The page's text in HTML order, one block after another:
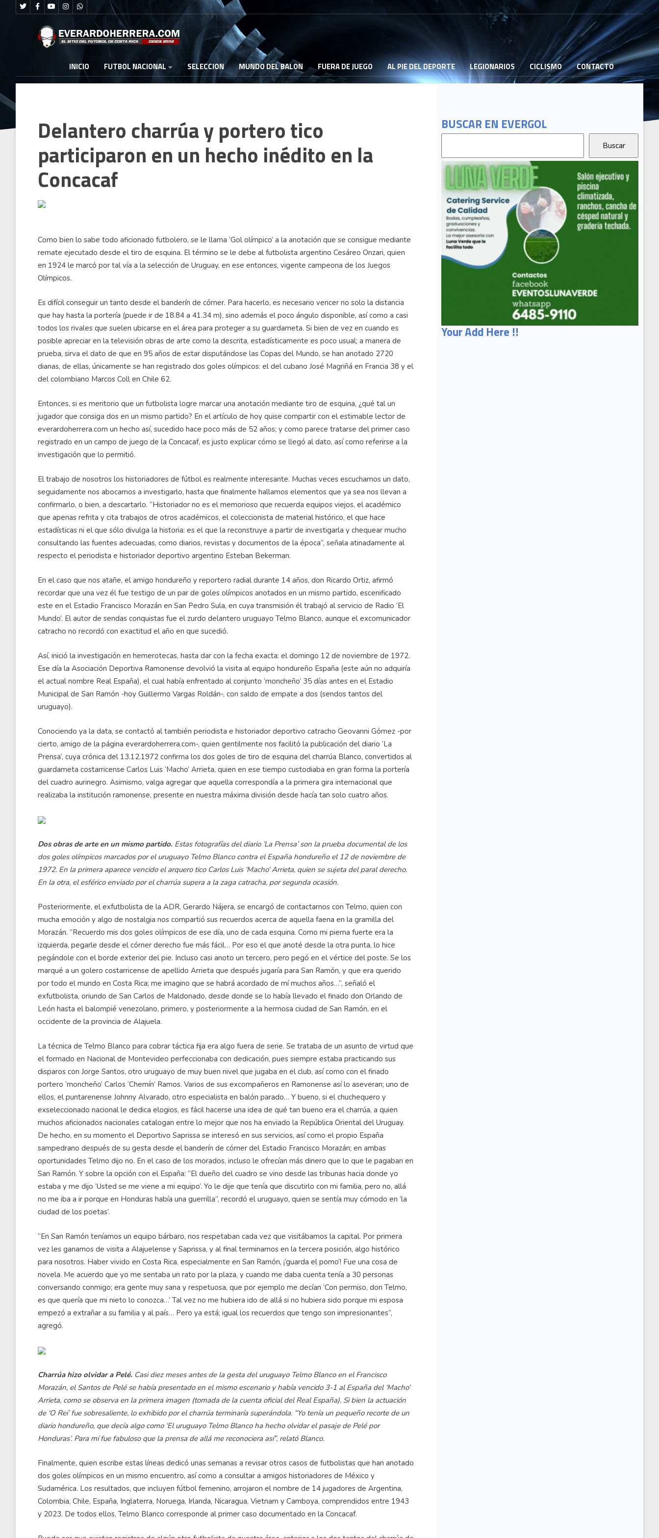
INICIO FUTBOL NACIONAL SELECCION MUNDO DEL BALON FUERA DE JUEGO AL PIE DEL DEPORTE LEGIONARIOS CICLISMO CONTACTO
BUSCAR EN EVERGOL
Your Add Here !!
Delantero charrúa y portero tico
participaron en un hecho inédito en la
Concacaf
Como bien lo sabe todo aficionado futbolero, se le llama ‘Gol olímpico’ a la anotación que se consigue mediante
remate ejecutado desde el tiro de esquina. El término se le debe al futbolista argentino Cesáreo Onzari, quien
en 1924 le marcó por tal vía a la selección de Uruguay, en ese entonces, vigente campeona de los Juegos
Olímpicos.
Es difícil conseguir un tanto desde el banderín de córner. Para hacerlo, es necesario vencer no solo la distancia
que hay hasta la portería (puede ir de 18.84 a 41.34 m), sino además el poco ángulo disponible, así como a casi
todos los rivales que suelen ubicarse en el área para proteger a su guardameta. Si bien de vez en cuando es
posible apreciar en la televisión obras de arte como la descrita, estadísticamente es poco usual; a manera de
prueba, sirva el dato de que en 95 años de estar disputándose las Copas del Mundo, se han anotado 2720
dianas, de ellas, únicamente se han registrado dos goles olímpicos: el del cubano José Magriñá en Francia 38 y el
del colombiano Marcos Coll en Chile 62.
Entonces, si es meritorio que un futbolista logre marcar una anotación mediante tiro de esquina, ¿qué tal un
jugador que consiga dos en un mismo partido? En el artículo de hoy quise compartir con el estimable lector de
everardoherrera.com un hecho así, sucedido hace poco más de 52 años; y como parece tratarse del primer caso
registrado en un campo de juego de la Concacaf, es justo explicar cómo se llegó al dato, así como referirse a la
investigación que lo permitió.
El trabajo de nosotros los historiadores de fútbol es realmente interesante. Muchas veces escuchamos un dato,
seguidamente nos abocamos a investigarlo, hasta que finalmente hallamos elementos que ya sea nos llevan a
confirmarlo, o bien, a descartarlo. “Historiador no es el memorioso que recuerda equipos viejos, el académico
que apenas refrita y cita trabajos de otros académicos, el coleccionista de material histórico, el que hace
estadísticas ni el que sólo divulga la historia: es el que la reconstruye a partir de investigarla y chequear mucho
consultando las fuentes adecuadas, como diarios, revistas y documentos de la época”, señala atinadamente al
respecto el periodista e historiador deportivo argentino Esteban Bekerman.
En el caso que nos atañe, el amigo hondureño y reportero radial durante 14 años, don Ricardo Ortiz, afirmó
recordar que una vez él fue testigo de un par de goles olímpicos anotados en un mismo partido, escenificado
este en el Estadio Francisco Morazán en San Pedro Sula, en cuya transmisión él trabajó al servicio de Radio ‘El
Mundo’. El autor de sendas conquistas fue el zurdo delantero uruguayo Telmo Blanco, aunque el excomunicador
catracho no recordó con exactitud el año en que sucedió.
Así, inició la investigación en hemerotecas, hasta dar con la fecha exacta: el domingo 12 de noviembre de 1972.
Ese día la Asociación Deportiva Ramonense devolvió la visita al equipo hondureño España (este aún no adquiría
el actual nombre Real España), el cual había enfrentado al conjunto ‘moncheño’ 35 días antes en el Estadio
Municipal de San Ramón -hoy Guillermo Vargas Roldán-, con saldo de empate a dos (sendos tantos del
uruguayo).
Conociendo ya la data, se contactó al también periodista e historiador deportivo catracho Geovanni Gómez -por
cierto, amigo de la página everardoherrera.com-, quien gentilmente nos facilitó la publicación del diario ‘La
Prensa’, cuya crónica del 13.12.1972 confirma los dos goles de tiro de esquina del charrúa Blanco, convertidos al
guardameta costarricense Carlos Luis ‘Macho’ Arrieta, quien en ese tiempo custodiaba en gran forma la portería
del cuadro aurinegro. Asimismo, valga agregar que aquella correspondía a la primera gira internacional que
realizaba la institución ramonense, presente en nuestra máxima división desde hacía tan solo cuatro años.
Dos obras de arte en un mismo partido. Estas fotografías del diario ‘La Prensa’ son la prueba documental de los
dos goles olímpicos marcados por el uruguayo Telmo Blanco contra el España hondureño el 12 de noviembre de
1972. En la primera aparece vencido el arquero tico Carlos Luis ‘Macho’ Arrieta, quien se sujeta del paral derecho.
En la otra, el esférico enviado por el charrúa supera a la zaga catracha, por segunda ocasión.
Posteriormente, el exfutbolista de la ADR, Gerardo Nájera, se encargó de contactarnos con Telmo, quien con
mucha emoción y algo de nostalgia nos compartió sus recuerdos acerca de aquella faena en la gramilla del
Morazán. “Recuerdo mis dos goles olímpicos de ese día, uno de cada esquina. Como mi pierna fuerte era la
izquierda, pegarle desde el córner derecho fue más fácil… Por eso el que anoté desde la otra punta, lo hice
pegándole con el borde exterior del pie. Incluso casi anoto un tercero, pero pegó en el vértice del poste. Se los
marqué a un golero costarricense de apellido Arrieta que después jugaría para San Ramón, y que era querido
por todo el mundo en Costa Rica; me imagino que se habrá acordado de mí muchos años…”, señaló el
exfutbolista, oriundo de San Carlos de Maldonado, desde donde se lo había llevado el finado don Orlando de
León hasta el balompié venezolano, primero, y posteriormente a la hermosa ciudad de San Ramón, en el
occidente de la provincia de Alajuela.
La técnica de Telmo Blanco para cobrar táctica fija era algo fuera de serie. Se trataba de un asunto de virtud que
el formado en Nacional de Montevideo perfeccionaba con dedicación, pues siempre estaba practicando sus
disparos con Jorge Santos, otro uruguayo de muy buen nivel que jugaba en el club, así como con el finado
portero ‘moncheño’ Carlos ‘Chemín’ Ramos. Varios de sus excompañeros en Ramonense así lo aseveran; uno de
ellos, el puntarenense Johnny Alvarado, otro especialista en balón parado… Y bueno, si el chuchequero y
exseleccionado nacional le dedica elogios, es fácil hacerse una idea de qué tan bueno era el charrúa, a quien
muchos aficionados nacionales catalogan entre lo mejor que nos ha enviado la República Oriental del Uruguay.
De hecho, en su momento el Deportivo Saprissa se interesó en sus servicios, así como el propio España
sampedrano después de su gesta desde el banderín de córner del Estadio Francisco Morazán; en ambas
oportunidades Telmo dijo no. En el caso de los morados, incluso le ofrecían más dinero que lo que le pagaban en
San Ramón. Y sobre la opción con el España: “El dueño del cuadro se vino desde las tribunas hacia donde yo
estaba y me dijo ‘Usted se me viene a mi equipo’. Yo le dije que tenía que discutirlo con mi familia, pero no, allá
no me iba a ir porque en Honduras había una guerrilla”, recordó el uruguayo, quien se sentía muy cómodo en ‘la
ciudad de los poetas’.
“En San Ramón teníamos un equipo bárbaro, nos respetaban cada vez que visitábamos la capital. Por primera
vez les ganamos de visita a Alajuelense y Saprissa, y al final terminamos en la tercera posición, algo histórico
para nosotros. Haber vivido en Costa Rica, especialmente en San Ramón, ¡‘guarda el pomo’! Fue una cosa de
novela. Me acuerdo que yo me sentaba un rato por la plaza, y cuando me daba cuenta tenía a 30 personas
conversando conmigo; era gente muy sana y respetuosa, que por ejemplo me decían ‘Con permiso, don Telmo,
es que quería que mi nieto lo conozca…’ Tal vez no me hubiera ido de allá si no hubiera sido porque mi esposa
empezó a extrañar a su familia y al país… Pero ya está; igual los recuerdos que tengo son impresionantes”,
agregó.
Charrúa hizo olvidar a Pelé. Casi diez meses antes de la gesta del uruguayo Telmo Blanco en el Francisco
Morazán, el Santos de Pelé se había presentado en el mismo escenario y había vencido 3-1 al España del ‘Macho’
Arrieta, como se observa en la primera imagen (tomada de la cuenta oficial del Real España). Si bien la actuación
de ‘O Rei’ fue sobresaliente, lo exhibido por el charrúa terminaría superándola. “Yo tenía un pequeño recorte de un
diario hondureño, que decía algo como ‘El uruguayo Telmo Blanco ha hecho olvidar el pasaje de Pelé por
Honduras’. Para mí fue fabuloso que la prensa de allá me reconociera así”, relató Blanco.
Finalmente, quien escribe estas líneas dedicó unas semanas a revisar otros casos de futbolistas que han anotado
dos goles olímpicos en un mismo encuentro, así como a consultar a amigos historiadores de México y
Sudamérica. Los resultados, que incluyen fútbol femenino, arrojaron el nombre de 14 jugadores de Argentina,
Colombia, Chile, España, Inglaterra, Noruega, Irlanda, Nicaragua, Vietnam y Camboya, comprendidos entre 1943
y 2023. De todos ellos, Telmo Blanco corresponde al primer caso documentado en la Concacaf.